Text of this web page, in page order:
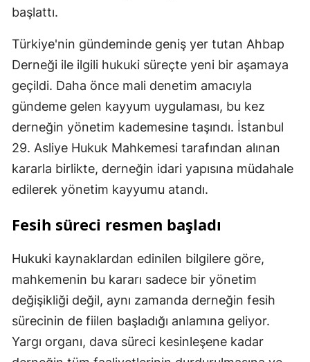
başlattı.
Türkiye'nin gündeminde geniş yer tutan Ahbap
Derneği ile ilgili hukuki süreçte yeni bir aşamaya
geçildi. Daha önce mali denetim amacıyla
gündeme gelen kayyum uygulaması, bu kez
derneğin yönetim kademesine taşındı. İstanbul
29. Asliye Hukuk Mahkemesi tarafından alınan
kararla birlikte, derneğin idari yapısına müdahale
edilerek yönetim kayyumu atandı.
Fesih süreci resmen başladı
Hukuki kaynaklardan edinilen bilgilere göre,
mahkemenin bu kararı sadece bir yönetim
değişikliği değil, aynı zamanda derneğin fesih
sürecinin de fiilen başladığı anlamına geliyor.
Yargı organı, dava süreci kesinleşene kadar